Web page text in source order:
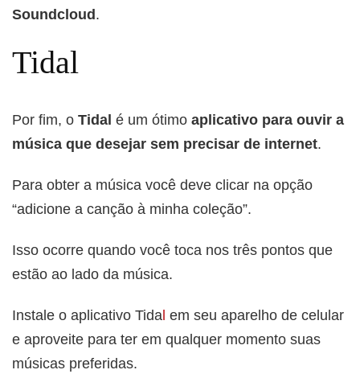
Soundcloud .
Tidal
Por fim, o Tidal é um ótimo aplicativo para ouvir a
música que desejar sem precisar de internet.
Para obter a música você deve clicar na opção
“adicione a canção à minha coleção”.
Isso ocorre quando você toca nos três pontos que
estão ao lado da música.
Instale o aplicativo Tida em seu aparelho de celular
e aproveite para ter em qualquer momento suas
músicas preferidas.